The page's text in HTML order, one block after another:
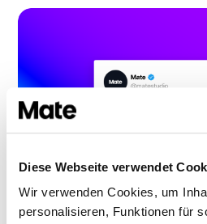
Diese Webseite verwendet
Wir verwenden Cookies, um
personalisieren, Funktionen für